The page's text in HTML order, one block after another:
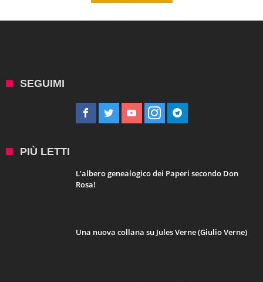
SEGUIMI
PIÙ LETTI
L’albero genealogico dei Paperi secondo Don
Rosa!
Una nuova collana su Jules Verne (Giulio Verne)